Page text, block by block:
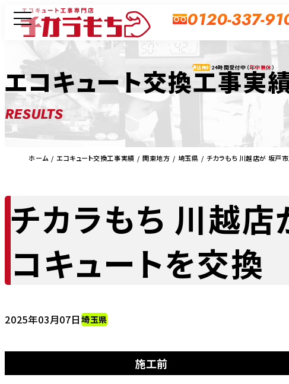
0120-337-910
通話無料24時間受付中（年中無休）
エコキュート交換工事実績
RESULTS
ホーム エコキュート交換工事実績 関東地方 埼玉県 チカラもち 川越店が 坂戸市
チカラもち 川越
コキュートを交換
2025年03月07日 埼玉県
施工前